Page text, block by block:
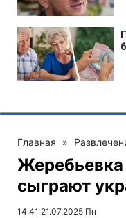
Главная »
сыграют
14:41 21.07.2025 Пн